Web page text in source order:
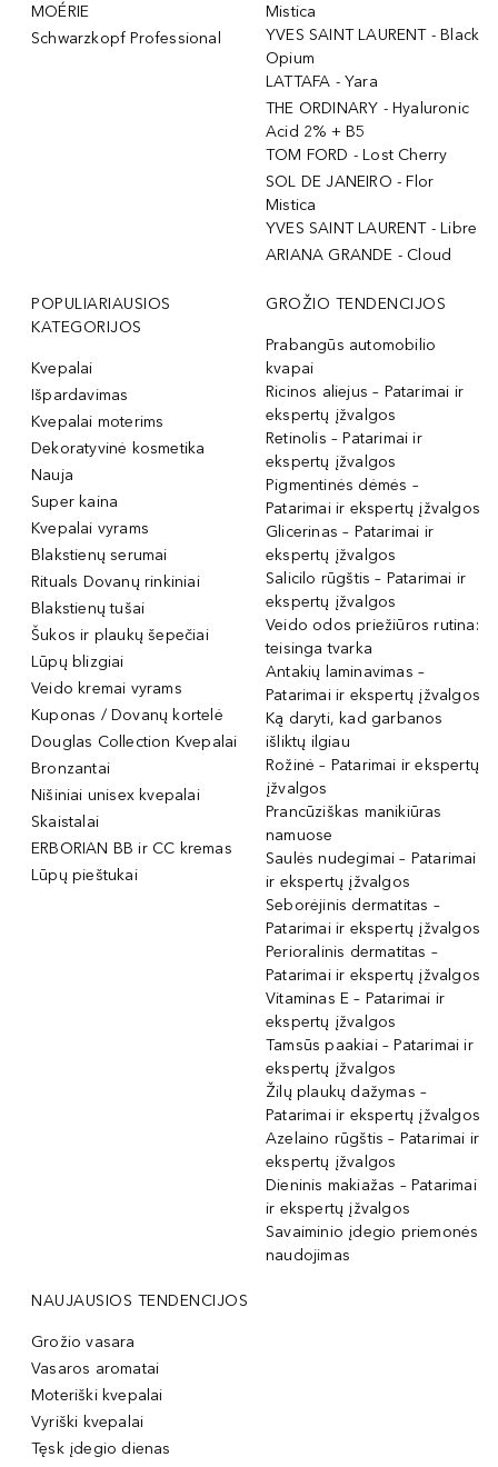
MOÉRIE
Schwarzkopf Professional
Mistica
YVES SAINT LAURENT - Black
Opium
LATTAFA - Yara
THE ORDINARY - Hyaluronic
Acid 2% + B5
TOM FORD - Lost Cherry
SOL DE JANEIRO - Flor
Mistica
YVES SAINT LAURENT - Libre
ARIANA GRANDE - Cloud
POPULIARIAUSIOS
KATEGORIJOS
Kvepalai
Išpardavimas
Kvepalai moterims
Dekoratyvinė kosmetika
Nauja
Super kaina
Kvepalai vyrams
Blakstienų serumai
Rituals Dovanų rinkiniai
Blakstienų tušai
Šukos ir plaukų šepečiai
Lūpų blizgiai
Veido kremai vyrams
Kuponas / Dovanų kortelė
Douglas Collection Kvepalai
Bronzantai
Nišiniai unisex kvepalai
Skaistalai
ERBORIAN BB ir CC kremas
Lūpų pieštukai
GROŽIO TENDENCIJOS
Prabangūs automobilio
kvapai
Ricinos aliejus – Patarimai ir
ekspertų įžvalgos
Retinolis – Patarimai ir
ekspertų įžvalgos
Pigmentinės dėmės –
Patarimai ir ekspertų įžvalgos
Glicerinas – Patarimai ir
ekspertų įžvalgos
Salicilo rūgštis – Patarimai ir
ekspertų įžvalgos
Veido odos priežiūros rutina:
teisinga tvarka
Antakių laminavimas –
Patarimai ir ekspertų įžvalgos
Ką daryti, kad garbanos
išliktų ilgiau
Rožinė – Patarimai ir ekspertų
įžvalgos
Prancūziškas manikiūras
namuose
Saulės nudegimai – Patarimai
ir ekspertų įžvalgos
Seborėjinis dermatitas –
Patarimai ir ekspertų įžvalgos
Perioralinis dermatitas –
Patarimai ir ekspertų įžvalgos
Vitaminas E – Patarimai ir
ekspertų įžvalgos
Tamsūs paakiai – Patarimai ir
ekspertų įžvalgos
Žilų plaukų dažymas –
Patarimai ir ekspertų įžvalgos
Azelaino rūgštis – Patarimai ir
ekspertų įžvalgos
Dieninis makiažas – Patarimai
ir ekspertų įžvalgos
Savaiminio įdegio priemonės
naudojimas
NAUJAUSIOS TENDENCIJOS
Grožio vasara
Vasaros aromatai
Moteriški kvepalai
Vyriški kvepalai
Tęsk įdegio dienas